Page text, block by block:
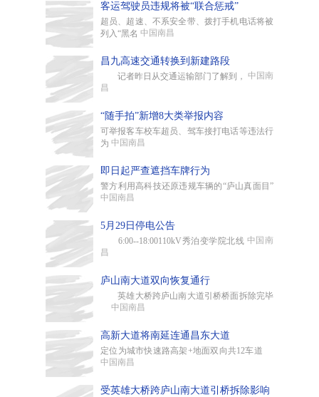
客运驾驶员违规将被“联合惩戒”
超员、超速、不系安全带、拨打手机电话将被
列入“黑名 中国南昌
昌九高速交通转换到新建路段
记者昨日从交通运输部门了解到， 中国南
昌
“随手拍”新增8大类举报内容
可举报客车校车超员、驾车接打电话等违法行
为 中国南昌
即日起严查遮挡车牌行为
警方利用高科技还原违规车辆的“庐山真面目”
中国南昌
5月29日停电公告
6:00--18:00110kV秀泊变学院北线 中国南
昌
庐山南大道双向恢复通行
英雄大桥跨庐山南大道引桥桥面拆除完毕
中国南昌
高新大道将南延连通昌东大道
定位为城市快速路高架+地面双向共12车道
中国南昌
受英雄大桥跨庐山南大道引桥拆除影响